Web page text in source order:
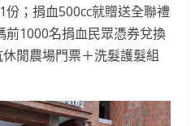
；捐血500cc就贈送全聯禮
1000名捐血民眾憑券兌換
閒農場門票＋洗髮護髮組